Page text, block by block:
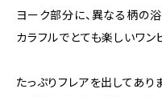
ヨーク部分に、異なる柄の
カラフルでとても楽しいワン
たっぷりフレアを出してあり